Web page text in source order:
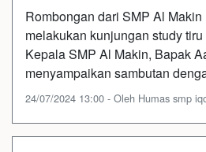
Rombongan dari SMP Al
melakukan kunjungan study
Kepala SMP Al Makin, Bapak
menyampaikan sambutan
24/07/2024 13:00 - Oleh Humas smp